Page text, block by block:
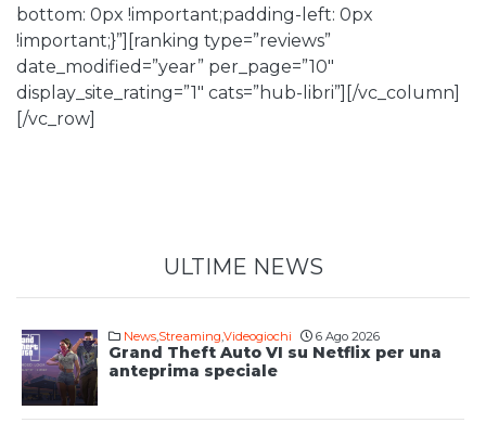
bottom: 0px !important;padding-left: 0px
!important;}”][ranking type=”reviews”
date_modified=”year” per_page=”10″
display_site_rating=”1″ cats=”hub-libri”][/vc_column]
[/vc_row]
ULTIME NEWS
News,Streaming,Videogiochi 6 Ago 2026
Grand Theft Auto VI su Netflix per una
anteprima speciale